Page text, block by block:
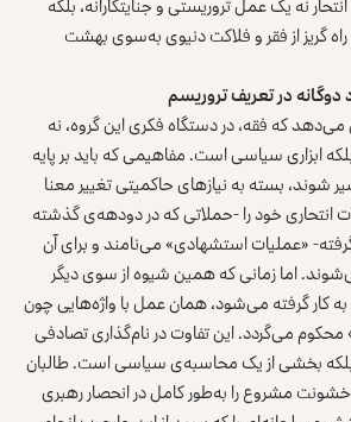
گریز از فقر و فلاکت دنیوی به‌سوی بهشت
در تعریف تروریسم
می‌دهد که فقه، در دستگاه فکری این گروه، نه
ابزاری سیاسی است. مفاهیمی که باید بر پایه‌
بسته به نیازهای حاکمیتی تغییر معنا
انتحاری خود را -حملاتی که در دودهه‌ی گذشته
«عملیات استشهادی» می‌نامند و برای آن
اما زمانی که همین شیوه از سوی دیگر
کار گرفته می‌شود، همان عمل با واژه‌هایی چون
محکوم می‌گردد. این تفاوت در نام‌گذاری تصادفی
بخشی از یک محاسبه‌ی سیاسی است. طالبان
خشونت مشروع را به‌طور کامل در انحصار رهبری